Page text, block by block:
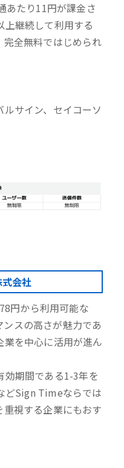
あたり11円が課金さ
上継続して利用する
完全無料ではじめられ
サイン、セイコーソ
会社
円から利用可能な
スの高さが魅力であ
業を中心に活用が進ん
効期間である1-3年を
どSign Timeならでは
視する企業にもおす